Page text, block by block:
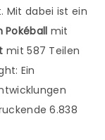
Mit dabei ist ein
Pokéball mit
mit 587 Teilen
Ein
6.838